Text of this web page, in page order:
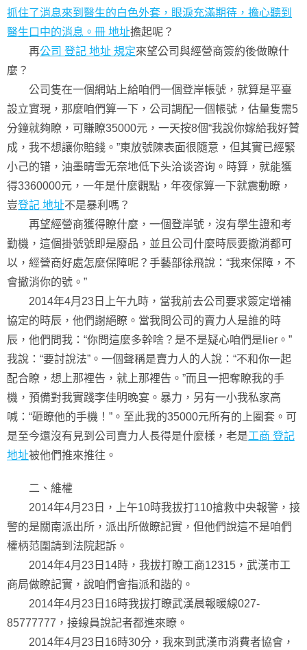
抓住了消息來到醫生的白色外套，眼淚充滿期待，擔心聽到
醫生口中的消息。冊 地址擔起呢？
再公司 登記 地址 規定來望公司與經營商簽約後做瞭什
麼？
公司隻在一個網站上給咱們一個登岸帳號，就算是平臺
設立實現，那麼咱們算一下，公司調配一個帳號，估量隻需5
分鐘就夠瞭，可賺瞭35000元，一天按8個“我說你嫁給我好贊
成，我不想讓你賠錢。”東放號陳表面很隨意，但其實已經緊
小己的错，油墨晴雪无奈地低下头洽谈咨询。時算，就能獲
得3360000元，一年是什麼觀點，年夜傢算一下就震動瞭，
豈登記 地址不是暴利嗎？
再望經營商獲得瞭什麼，一個登岸號，沒有學生證和考
勤機，這個掛號號即是廢品，並且公司什麼時辰要撤消都可
以，經營商好處怎麼保障呢？手藝部徐飛說：“我來保障，不
會撤消你的號。”
2014年4月23日上午九時，當我前去公司要求簽定增補
協定的時辰，他們謝絕瞭。當我問公司的賣力人是誰的時
辰，他們問我：“你問這麼多幹啥？是不是疑心咱們是lier。”
我說：“要討說法”。一個聲稱是賣力人的人說：“不和你一起
配合瞭，想上那裡告，就上那裡告。”而且一把奪瞭我的手
機，預備對我實踐李佳明晚宴。暴力，另有一小我私家高
喊：“砸瞭他的手機！”。至此我的35000元所有的上圈套。可
是至今還沒有見到公司賣力人長得是什麼樣，老是工商 登記
地址被他們推來推往。
二、維權
2014年4月23日，上午10時我拔打110搶救中央報警，接
警的是關南派出所，派出所做瞭記實，但他們說這不是咱們
權柄范圍請到法院起訴。
2014年4月23日14時，我拔打瞭工商12315，武漢市工
商局做瞭記實，說咱們會指派和諧的。
2014年4月23日16時我拔打瞭武漢晨報暖線027-
85777777，接線員說記者都進來瞭。
2014年4月23日16時30分，我來到武漢市消費者協會，